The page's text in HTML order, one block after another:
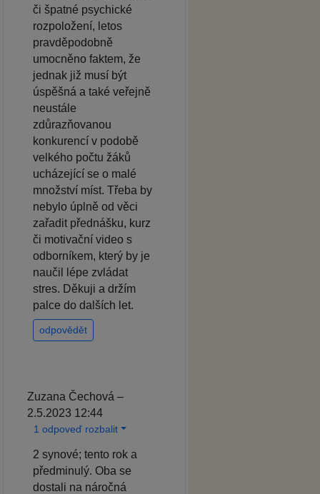
či špatné psychické
rozpoložení, letos
pravděpodobně
umocněno faktem, že
jednak již musí být
úspěšná a také veřejně
neustále
zdůrazňovanou
konkurencí v podobě
velkého počtu žáků
ucházející se o malé
množství míst. Třeba by
nebylo úplně od věci
zařadit přednášku, kurz
či motivační video s
odborníkem, který by je
naučil lépe zvládat
stres. Děkuji a držím
palce do dalších let.
odpovědět
Zuzana Čechová –
2.5.2023 12:44
1 odpoveď rozbalit
2 synové; tento rok a
předminulý. Oba se
dostali na náročná